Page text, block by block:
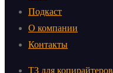
Подкаст
О компании
Контакты
ТЗ для копирайтеров